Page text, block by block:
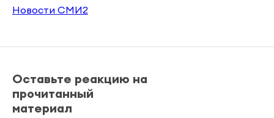
Новости СМИ2
Оставьте реакцию на
прочитанный
материал